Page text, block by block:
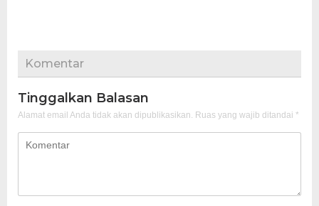
Komentar
Tinggalkan Balasan
Alamat email Anda tidak akan dipublikasikan. Ruas yang wajib ditandai *